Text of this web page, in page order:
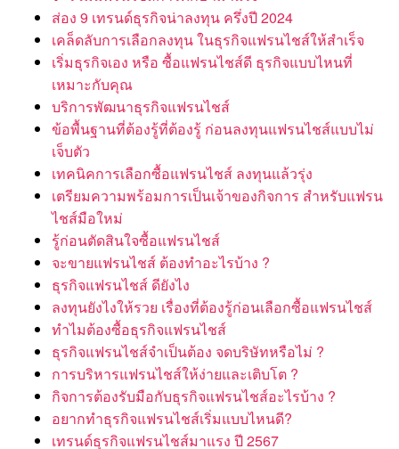
ส่อง 9 เทรนด์ธุรกิจน่าลงทุน ครึ่งปี 2024
เคล็ดลับการเลือกลงทุน ในธุรกิจแฟรนไชส์ให้สำเร็จ
เริ่มธุรกิจเอง หรือ ซื้อแฟรนไชส์ดี ธุรกิจแบบไหนที่
เหมาะกับคุณ
บริการพัฒนาธุรกิจแฟรนไชส์
ข้อพื้นฐานที่ต้องรู้ที่ต้องรู้ ก่อนลงทุนแฟรนไชส์แบบไม่
เจ็บตัว
เทคนิคการเลือกซื้อแฟรนไชส์ ลงทุนแล้วรุ่ง
เตรียมความพร้อมการเป็นเจ้าของกิจการ สำหรับแฟรน
ไชส์มือใหม่
รู้ก่อนตัดสินใจซื้อแฟรนไชส์
จะขายแฟรนไชส์ ต้องทำอะไรบ้าง ?
ธุรกิจแฟรนไชส์ ดียังไง
ลงทุนยังไงให้รวย เรื่องที่ต้องรู้ก่อนเลือกซื้อแฟรนไชส์
ทำไมต้องซื้อธุรกิจแฟรนไชส์
ธุรกิจแฟรนไชส์จำเป็นต้อง จดบริษัทหรือไม่ ?
การบริหารแฟรนไชส์ให้ง่ายและเติบโต ?
กิจการต้องรับมือกับธุรกิจแฟรนไชส์อะไรบ้าง ?
อยากทำธุรกิจแฟรนไชส์เริ่มแบบไหนดี?
เทรนด์ธุรกิจแฟรนไชส์มาแรง ปี 2567